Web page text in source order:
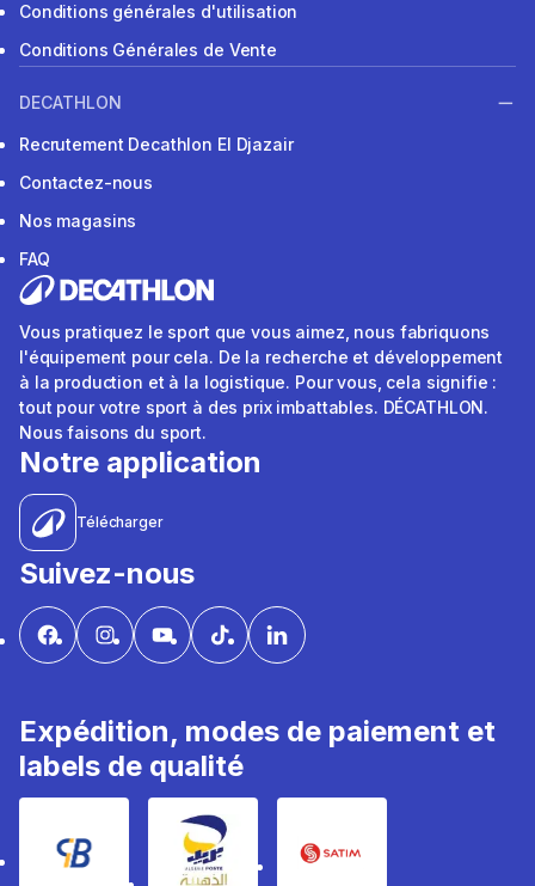
Conditions générales d'utilisation
Conditions Générales de Vente
DECATHLON
Recrutement Decathlon El Djazair
Contactez-nous
Nos magasins
FAQ
Vous pratiquez le sport que vous aimez, nous fabriquons
l'équipement pour cela. De la recherche et développement
à la production et à la logistique. Pour vous, cela signifie :
tout pour votre sport à des prix imbattables. DÉCATHLON.
Nous faisons du sport.
Notre application
Télécharger
Suivez-nous
Expédition, modes de paiement et
labels de qualité